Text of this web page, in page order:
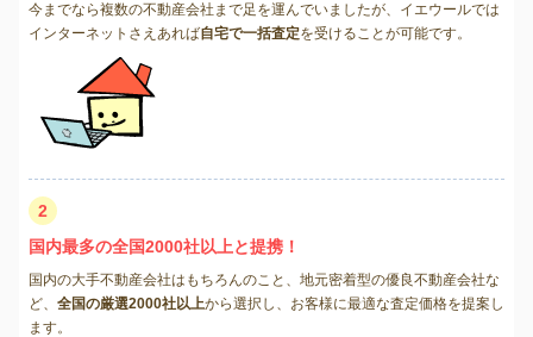
今までなら複数の不動産会社まで足を運んでいましたが、イエウールでは
インターネットさえあれば自宅で一括査定を受けることが可能です。
2
国内最多の全国2000社以上と提携！
国内の大手不動産会社はもちろんのこと、地元密着型の優良不動産会社な
ど、 全国の厳選2000社以上から選択し、お客様に最適な査定価格を提案し
ます。